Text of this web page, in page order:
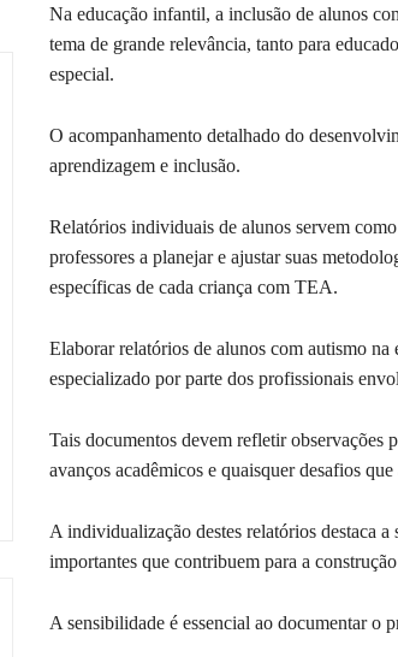
Na educação infantil, a inclusão de alunos
tema de grande relevância, tanto para
especial.
O acompanhamento detalhado do
aprendizagem e inclusão.
Relatórios individuais de alunos servem
professores a planejar e ajustar suas
específicas de cada criança com TEA.
Elaborar relatórios de alunos com autismo
especializado por parte dos profissionais
Tais documentos devem refletir observações
avanços acadêmicos e quaisquer desafios
A individualização destes relatórios destaca
importantes que contribuem para a
A sensibilidade é essencial ao documentar o